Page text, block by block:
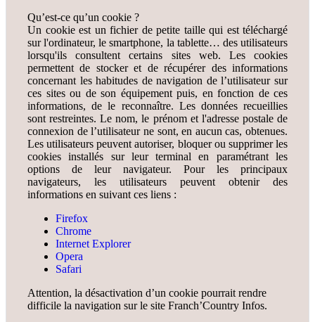
Qu’est-ce qu’un cookie ?
Un cookie est un fichier de petite taille qui est téléchargé
sur l'ordinateur, le smartphone, la tablette… des utilisateurs
lorsqu'ils consultent certains sites web. Les cookies
permettent de stocker et de récupérer des informations
concernant les habitudes de navigation de l’utilisateur sur
ces sites ou de son équipement puis, en fonction de ces
informations, de le reconnaître. Les données recueillies
sont restreintes. Le nom, le prénom et l'adresse postale de
connexion de l’utilisateur ne sont, en aucun cas, obtenues.
Les utilisateurs peuvent autoriser, bloquer ou supprimer les
cookies installés sur leur terminal en paramétrant les
options de leur navigateur. Pour les principaux
navigateurs, les utilisateurs peuvent obtenir des
informations en suivant ces liens :
Firefox
Chrome
Internet Explorer
Opera
Safari
Attention, la désactivation d’un cookie pourrait rendre
difficile la navigation sur le site Franch’Country Infos.